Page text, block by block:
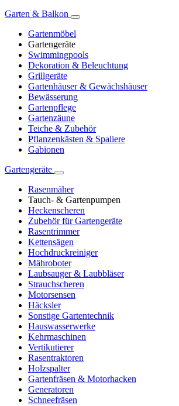
Garten & Balkon
Gartenmöbel
Gartengeräte
Swimmingpools
Dekoration & Beleuchtung
Grillgeräte
Gartenhäuser & Gewächshäuser
Bewässerung
Gartenpflege
Gartenzäune
Teiche & Zubehör
Pflanzenkästen & Spaliere
Gabionen
Gartengeräte
Rasenmäher
Tauch- & Gartenpumpen
Heckenscheren
Zubehör für Gartengeräte
Rasentrimmer
Kettensägen
Hochdruckreiniger
Mähroboter
Laubsauger & Laubbläser
Strauchscheren
Motorsensen
Häcksler
Sonstige Gartentechnik
Hauswasserwerke
Kehrmaschinen
Vertikutierer
Rasentraktoren
Holzspalter
Gartenfräsen & Motorhacken
Generatoren
Schneefräsen